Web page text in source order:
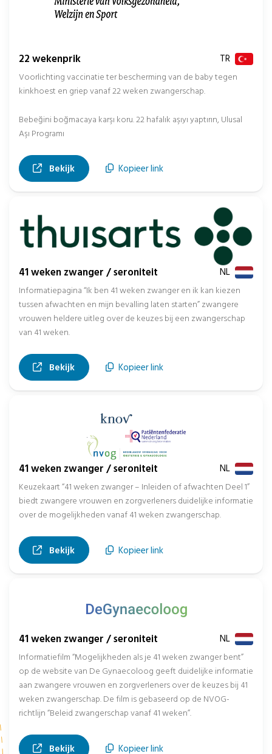
22 wekenprik TR
Voorlichting vaccinatie ter bescherming van de baby tegen
kinkhoest en griep vanaf 22 weken zwangerschap.
Bebeğini boğmacaya karşı koru. 22 hafalık aşıyı yaptırın, Ulusal
Aşı Programı
Bekijk, opent in nieuw tabblad
Kopieer link
41 weken zwanger / seroniteit NL
Informatiepagina “Ik ben 41 weken zwanger en ik kan kiezen
tussen afwachten en mijn bevalling laten starten” zwangere
vrouwen heldere uitleg over de keuzes bij een zwangerschap
van 41 weken.
Bekijk, opent in nieuw tabblad
Kopieer link
41 weken zwanger / seroniteit NL
Keuzekaart “41 weken zwanger – Inleiden of afwachten Deel 1”
biedt zwangere vrouwen en zorgverleners duidelijke informatie
over de mogelijkheden vanaf 41 weken zwangerschap.
Bekijk, opent in nieuw tabblad
Kopieer link
41 weken zwanger / seroniteit NL
Informatiefilm “Mogelijkheden als je 41 weken zwanger bent”
op de website van De Gynaecoloog geeft duidelijke informatie
aan zwangere vrouwen en zorgverleners over de keuzes bij 41
weken zwangerschap. De film is gebaseerd op de NVOG-
richtlijn “Beleid zwangerschap vanaf 41 weken”.
Bekijk, opent in nieuw tabblad
Kopieer link